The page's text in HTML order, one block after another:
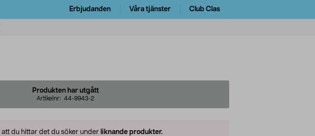
Erbjudanden Våra tjänster Club Clas
Produkten har utgått
Artikelnr: 44-9943-2
att du hittar det du söker under liknande produkter.